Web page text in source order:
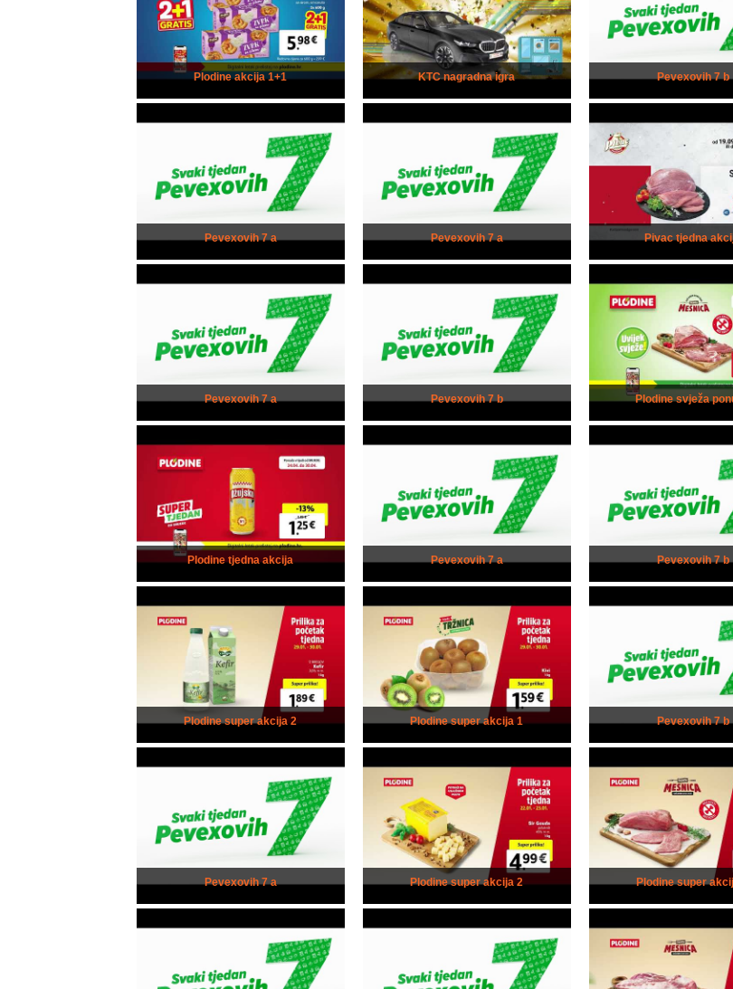
Plodine akcija 1+1 KTC nagradna igra Pevexovih 7 b
Pevexovih 7 a Pevexovih 7 a Pivac tjedna
Pevexovih 7 a Pevexovih 7 b Plodine svježa
Plodine tjedna akcija Pevexovih 7 a Pevexovih 7 b
Plodine super akcija 2 Plodine super akcija 1 Pevexovih 7 b
Pevexovih 7 a Plodine super akcija 2 Plodine super